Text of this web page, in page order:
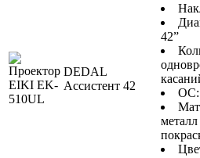
DEDAL
Ассистент 42
42”
ОС: